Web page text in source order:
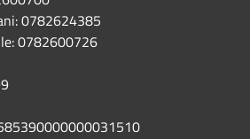
0782624385
0782600726